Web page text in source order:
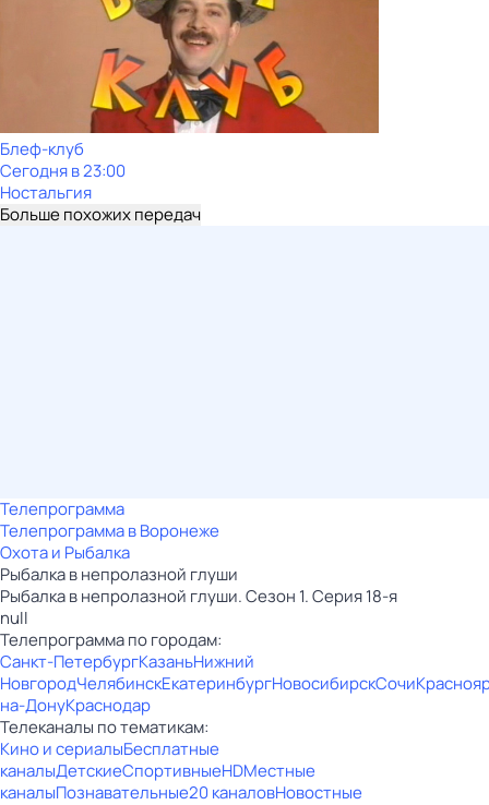
Блеф-клуб
Сегодня в 23:00
Ностальгия
Больше похожих передач
Телепрограмма
Телепрограмма в Воронеже
Охота и Рыбалка
Рыбалка в непролазной глуши
Рыбалка в непролазной глуши. Сезон 1. Серия 18-я
null
Телепрограмма по городам:
Санкт-ПетербургКазаньНижний
НовгородЧелябинскЕкатеринбургНовосибирскСочи
на-ДонуКраснодар
Телеканалы по тематикам:
Кино и сериалыБесплатные
каналыДетскиеСпортивныеHDМестные
каналыПознавательные20 каналовНовостные